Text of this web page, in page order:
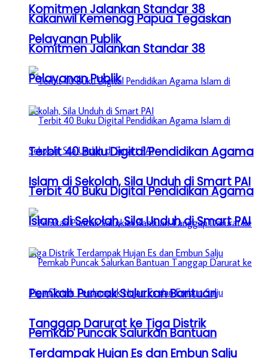
Komitmen Jalankan Standar 38
Pelayanan Publik
Terbit 40 Buku Digital Pendidikan Agama
Islam di Sekolah, Sila Unduh di Smart PAI
Pemkab Puncak Salurkan Bantuan
Tanggap Darurat ke Tiga Distrik
Terdampak Hujan Es dan Embun Salju
Kakanwil Kemenag Papua Tegaskan
Komitmen Jalankan Standar 38
Pelayanan Publik
Terbit 40 Buku Digital Pendidikan Agama
Islam di Sekolah, Sila Unduh di Smart PAI
Pemkab Puncak Salurkan Bantuan